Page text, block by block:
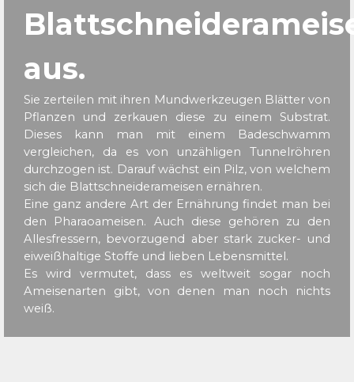
aus.
Sie zerteilen mit ihren Mundwerkzeugen Blätter von
Pflanzen und zerkauen diese zu einem Substrat.
Dieses kann man mit einem Badeschwamm
vergleichen, da es von unzähligen Tunnelröhren
durchzogen ist. Darauf wächst ein Pilz, von welchem
sich die Blattschneiderameisen ernähren.
Eine ganz andere Art der Ernährung findet man bei
den Pharaoameisen. Auch diese gehören zu den
Allesfressern, bevorzugend aber stark zucker- und
eiweißhaltige Stoffe und lieben Lebensmittel.
Es wird vermutet, dass es weltweit sogar noch
Ameisenarten gibt, von denen man noch nichts
weiß.